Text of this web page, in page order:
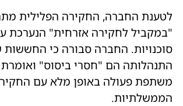
לטענת החברה, החקירה הפלילית
"במקביל לחקירה אזרחית" הנערכת
סוכנויות. החברה סבורה כי החששות
התנהלותה הם "חסרי ביסוס" ואומרת
משתפת פעולה באופן מלא עם
הממשלתיות.